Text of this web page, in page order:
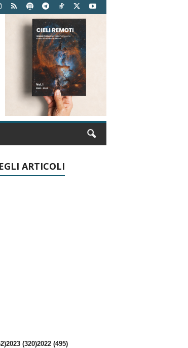
ARTICOLI
2023 (320)2022 (495)